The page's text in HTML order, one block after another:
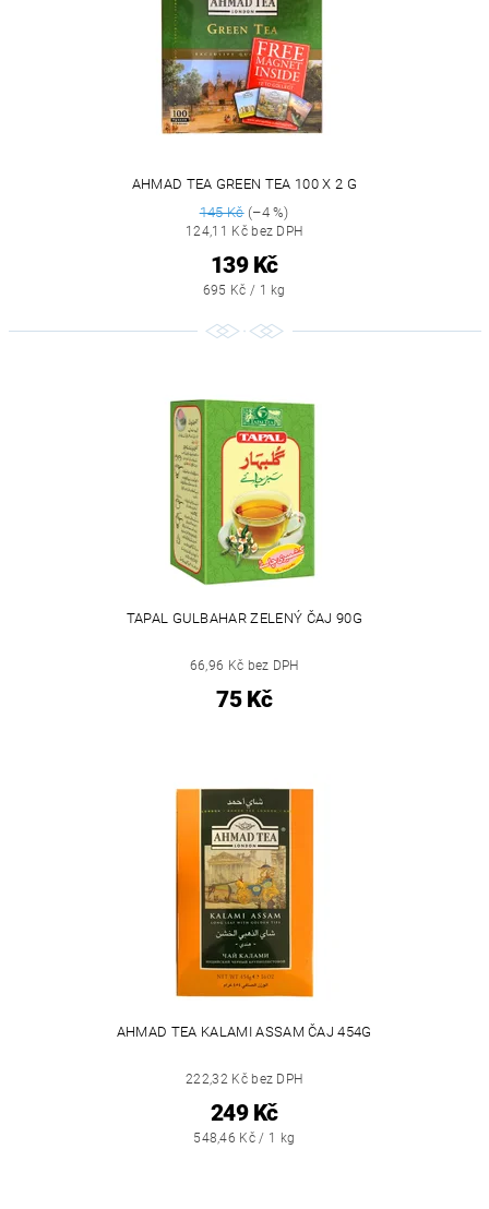
AHMAD TEA GREEN TEA 100 X 2 G
145 Kč(–4 %)
124,11 Kč bez DPH
139 Kč
695 Kč / 1 kg
TAPAL GULBAHAR ZELENÝ ČAJ 90G
66,96 Kč bez DPH
75 Kč
AHMAD TEA KALAMI ASSAM ČAJ 454G
222,32 Kč bez DPH
249 Kč
548,46 Kč / 1 kg